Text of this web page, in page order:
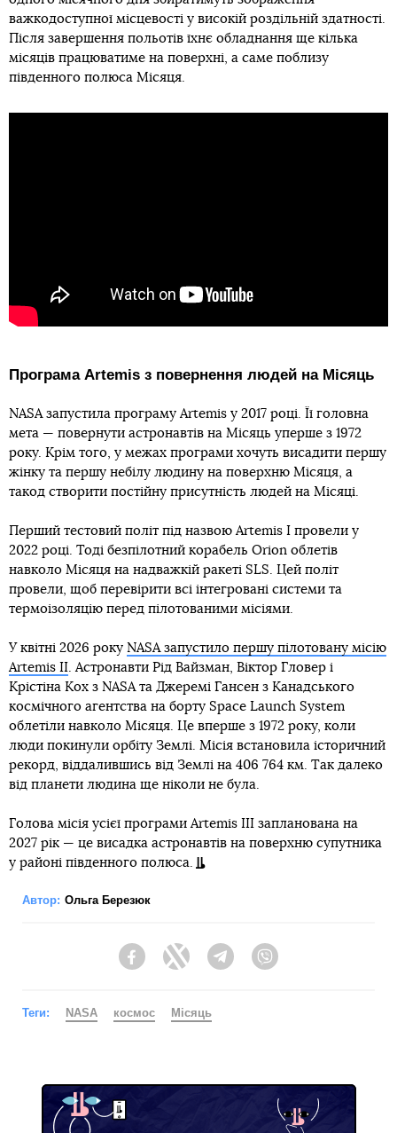
важкодоступної місцевості у високій роздільній здатності.
Після завершення польотів їхнє обладнання ще кілька
місяців працюватиме на поверхні, а саме поблизу
південного полюса Місяця.
Програма Artemis з повернення людей на Місяць
NASA запустила програму Artemis у 2017 році. Її головна
мета — повернути астронавтів на Місяць уперше з 1972
року. Крім того, у межах програми хочуть висадити першу
жінку та першу небілу людину на поверхню Місяця, а
такод створити постійну присутність людей на Місяці.
Перший тестовий політ під назвою Artemis I провели у
2022 році. Тоді безпілотний корабель Orion облетів
навколо Місяця на надважкій ракеті SLS. Цей політ
провели, щоб перевірити всі інтегровані системи та
термоізоляцію перед пілотованими місіями.
У квітні 2026 року NASA запустило першу пілотовану місію
Artemis II . Астронавти Рід Вайзман, Віктор Гловер і
Крістіна Кох з NASA та Джеремі Гансен з Канадського
космічного агентства на борту Space Launch System
облетіли навколо Місяця. Це вперше з 1972 року, коли
люди покинули орбіту Землі. Місія встановила історичний
рекорд, віддалившись від Землі на 406 764 км. Так далеко
від планети людина ще ніколи не була.
Голова місія усієї програми Artemis III запланована на
2027 рік — це висадка астронавтів на поверхню супутника
у районі південного полюса.
Автор: Ольга Березюк
FacebookTwitter Telegram
Теги: NASA космос Місяць